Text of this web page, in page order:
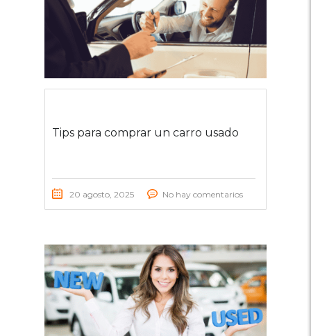
Tips para comprar un carro usado
20 agosto, 2025 No hay comentarios